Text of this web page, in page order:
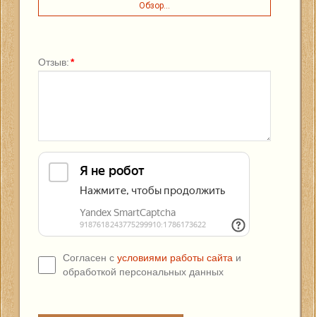
Обзор...
Отзыв:*
Согласен с условиями работы сайта и
обработкой персональных данных